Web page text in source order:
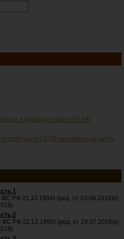
и четвертая части ГК РФ
части ГК РФ выложена на сайте
1
РФ 21.10.1994) (ред. от 03.08.2018)(с
2
РФ 22.12.1995) (ред. от 29.07.2018)(с